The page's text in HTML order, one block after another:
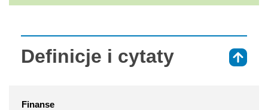
Definicje i cytaty
Finanse